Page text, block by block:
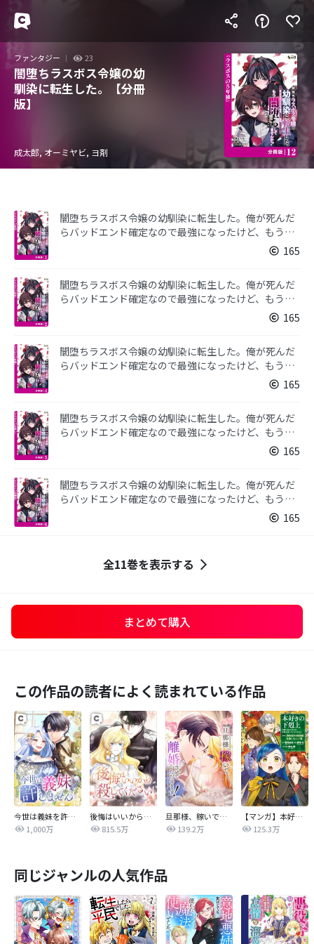
ファンタジー 23
闇堕ちラスボス令嬢の幼
馴染に転生した。【分冊
版】
成太郎, オーミヤビ, ヨ剤
闇堕ちラスボス令嬢の幼馴染に転生した。俺が死んだ
らバッドエンド確定なので最強になったけど、もう闇
堕ち【ヤンデレ化】してませんか？【分冊版】１ 165
闇堕ちラスボス令嬢の幼馴染に転生した。俺が死んだ
らバッドエンド確定なので最強になったけど、もう闇
堕ち【ヤンデレ化】してませんか？【分冊版】２ 165
闇堕ちラスボス令嬢の幼馴染に転生した。俺が死んだ
らバッドエンド確定なので最強になったけど、もう闇
堕ち【ヤンデレ化】してませんか？【分冊版】４ 165
闇堕ちラスボス令嬢の幼馴染に転生した。俺が死んだ
らバッドエンド確定なので最強になったけど、もう闇
堕ち【ヤンデレ化】してませんか？【分冊版】５ 165
闇堕ちラスボス令嬢の幼馴染に転生した。俺が死んだ
らバッドエンド確定なので最強になったけど、もう闇
堕ち【ヤンデレ化】してませんか？【分冊版】６ 165
全11巻を表示する
まとめて購入
この作品の読者によく読まれている作品
今世は義妹を許しません
1,000万
後悔はいいから殺してください
815.5万
旦那様、稼いで離婚させていただきます！
139.2万
【マンガ】本好きの下剋上 第四部
125.3万
同じジャンルの人気作品